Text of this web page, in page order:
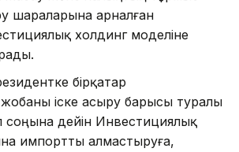
шараларына арналған
холдинг моделіне
бірқатар
іске асыру барысы туралы
дейін Инвестициялық
импортты алмастыруға,